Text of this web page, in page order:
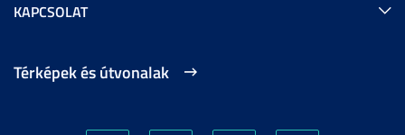
KAPCSOLAT
Térképek és útvonalak